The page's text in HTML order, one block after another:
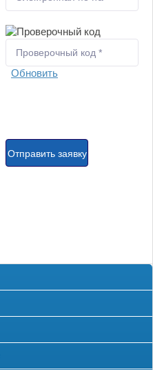
Обновить